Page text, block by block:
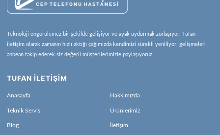
Teknoloji öngörülemez bir şekilde gelişiyor ve ayak uydurmak zorlaşıyor. Tufan
iletişim olarak zamanın hızlı aktığı çağımızda kendimizi sürekli yeniliyor, gelişmeleri
anbean takip ederek siz değerli müşterilerimizle paylaşıyoruz.
TUFAN İLETİŞİM
Anasayfa Hakkımızda
Teknik Servis Ürünlerimiz
Blog İletişim